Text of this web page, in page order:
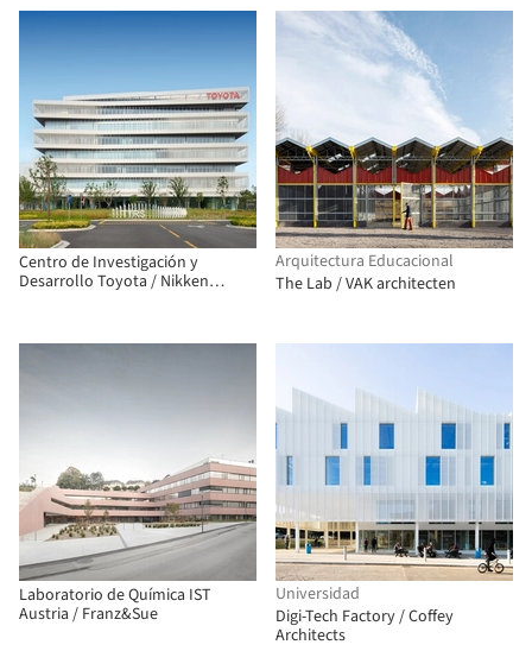
Centro de Investigación y
Desarrollo Toyota / Nikken
Arquitectura Educacional
The Lab / VAK architecten
Laboratorio de Química IST
Austria / Franz&Sue
Universidad
Digi-Tech Factory / Coffey
Architects